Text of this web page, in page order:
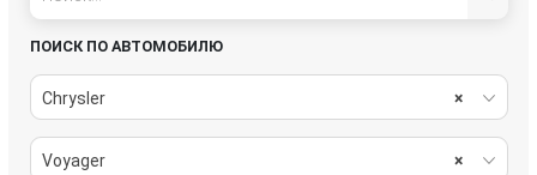
ПОИСК ПО АВТОМОБИЛЮ
×
Chrysler
×
Voyager